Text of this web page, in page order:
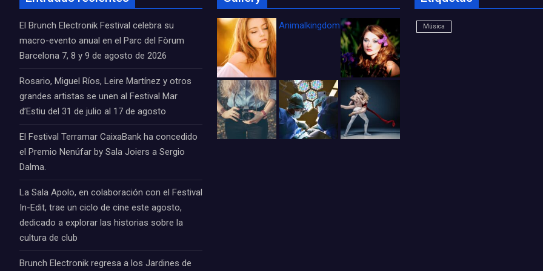
El Brunch Electronik Festival celebra su
macro-evento anual en el Parc del Fòrum
Barcelona 7, 8 y 9 de agosto de 2026
Rosario, Miguel Ríos, Leire Martínez y otros
grandes artistas se unen al Festival Mar
d’Estiu del 31 de julio al 17 de agosto
El Festival Terramar CaixaBank ha concedido
el Premio Nenúfar by Sala Joiers a Sergio
Dalma.
La Sala Apolo, en colaboración con el Festival
In-Edit, trae un ciclo de cine este agosto,
dedicado a explorar las historias sobre la
cultura de club
Brunch Electronik regresa a los Jardines de
Animalkingdom_FichaCine Música